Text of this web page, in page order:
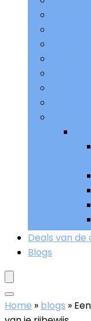
Deals van de
Blogs
Home » blogs »